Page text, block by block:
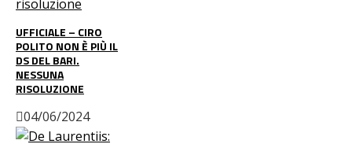
UFFICIALE – CIRO
POLITO NON È PIÙ IL
DS DEL BARI.
NESSUNA
RISOLUZIONE
04/06/2024